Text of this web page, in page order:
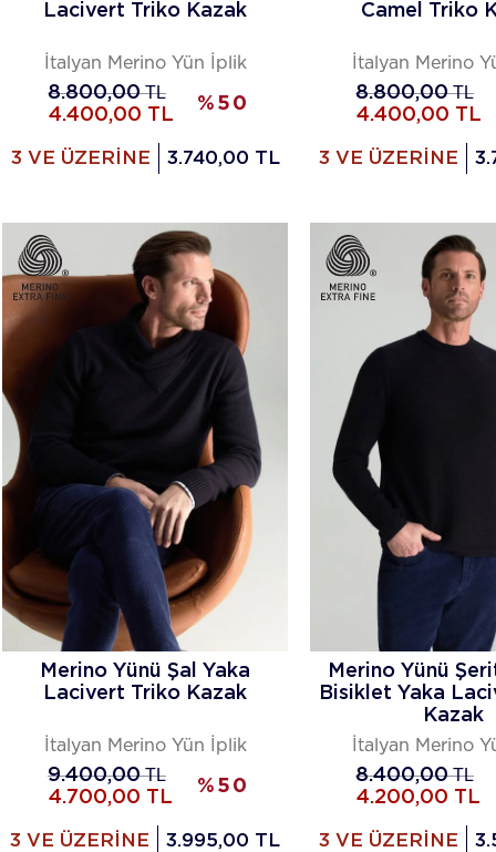
Lacivert Triko Kazak
İtalyan Merino Yün İplik
8.800,00TL
4.400,00 TL
% 50
3 VE ÜZERİNE 3.740,00 TL
Camel Triko
İtalyan Merino
8.800,00TL
4.400,00 TL
3 VE ÜZERİNE
Merino Yünü Şal Yaka
Lacivert Triko Kazak
İtalyan Merino Yün İplik
9.400,00TL
4.700,00 TL
% 50
3 VE ÜZERİNE 3.995,00 TL
Merino Yünü
Bisiklet Yaka
Kazak
İtalyan Merino
8.400,00TL
4.200,00 TL
3 VE ÜZERİNE